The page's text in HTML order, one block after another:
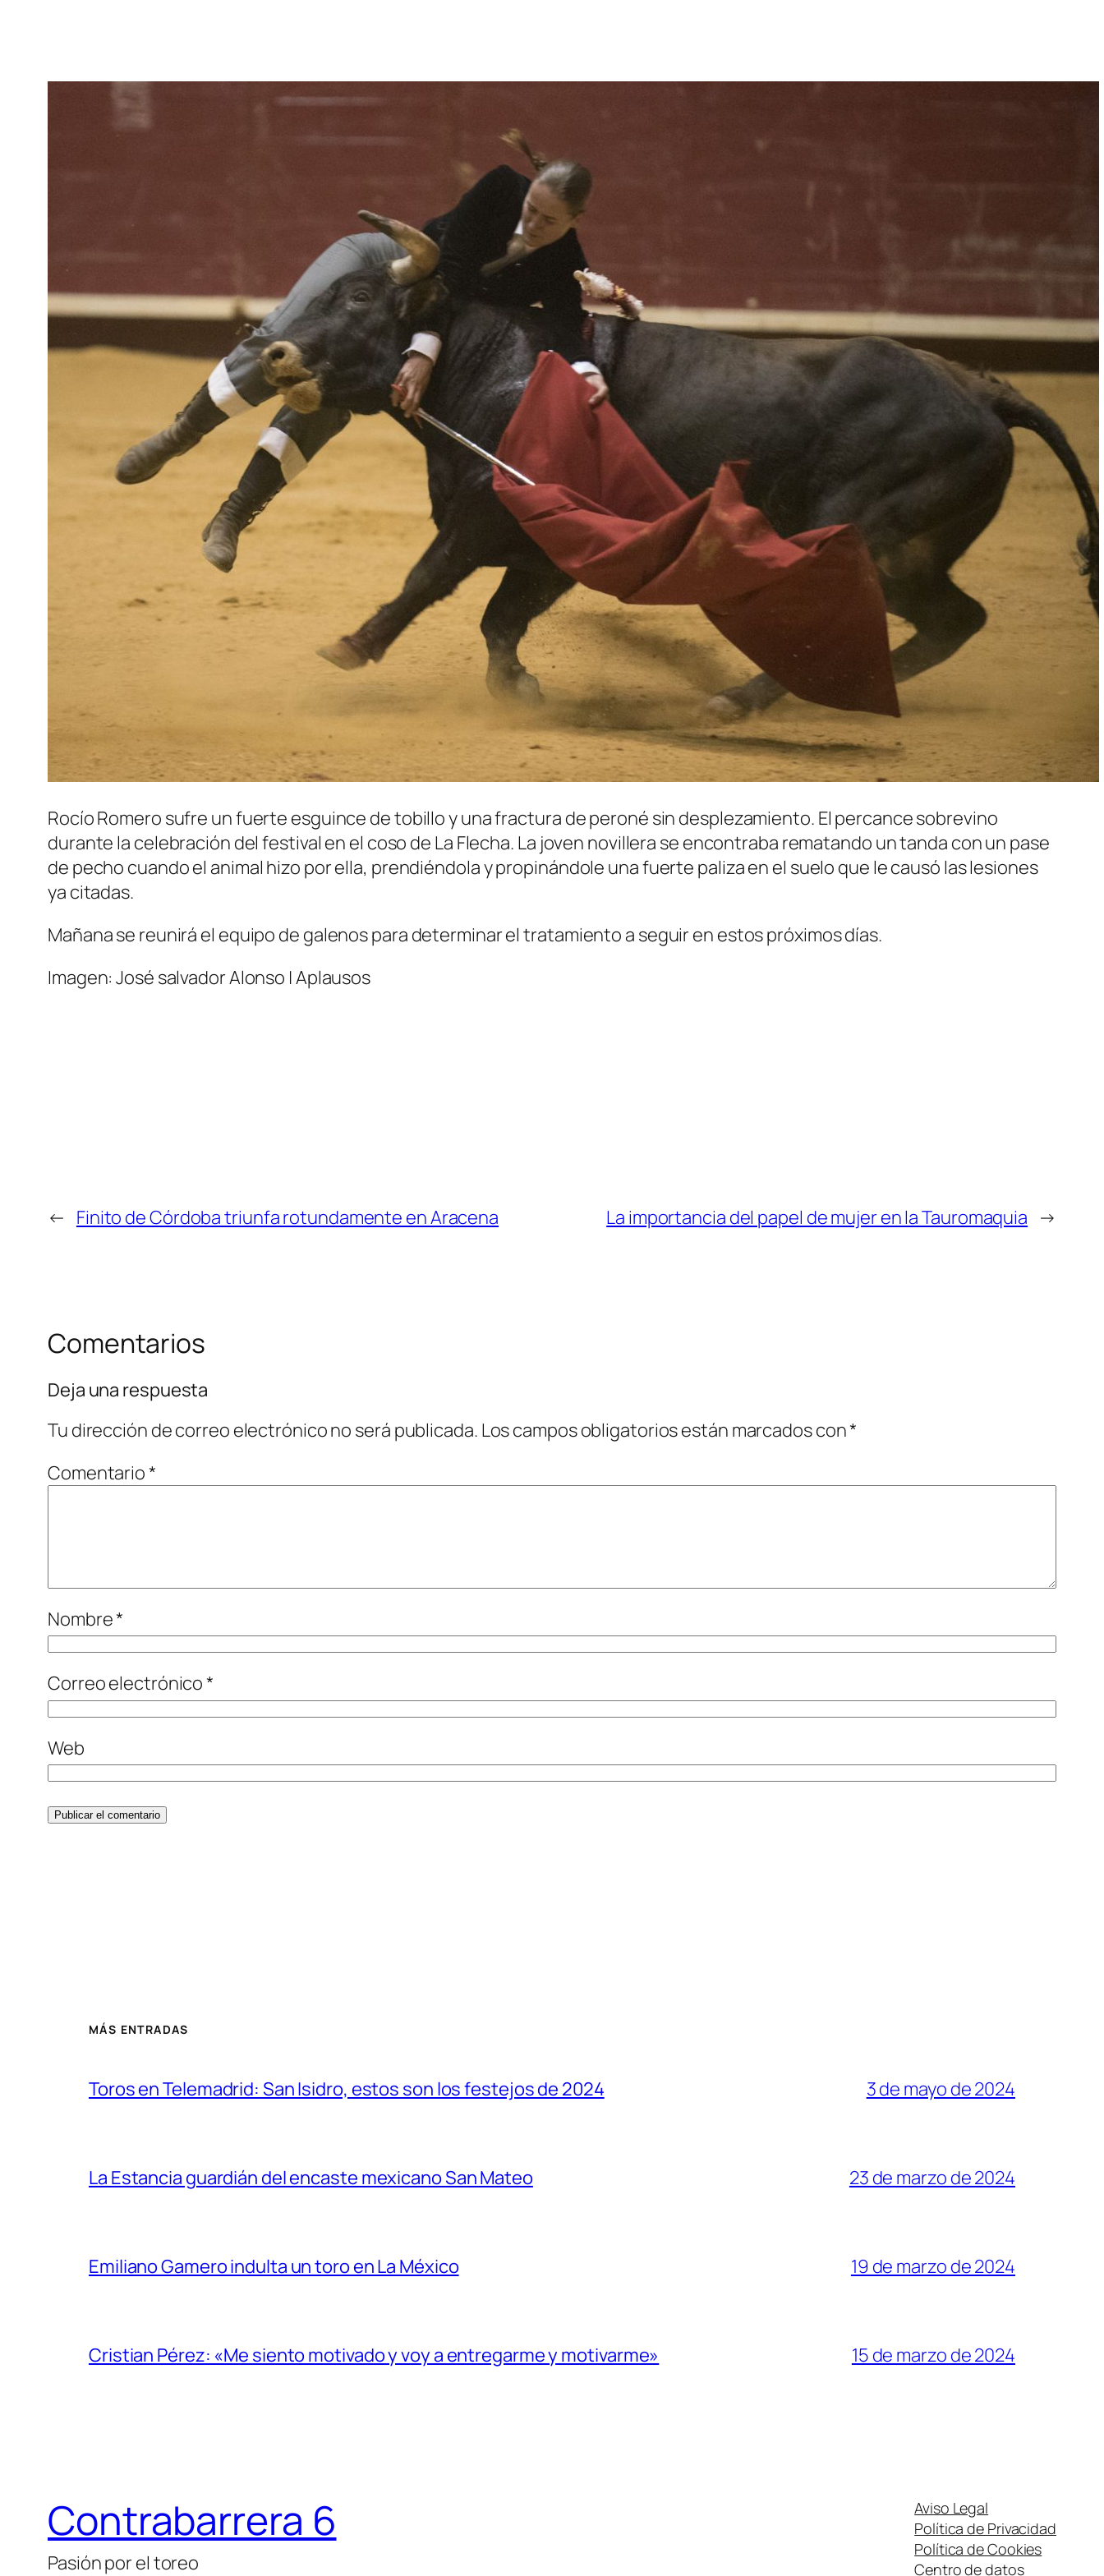
Rocío Romero sufre un fuerte esguince de tobillo y una fractura de peroné sin desplezamiento. El percance sobrevino
durante la celebración del festival en el coso de La Flecha. La joven novillera se encontraba rematando un tanda con un pase
de pecho cuando el animal hizo por ella, prendiéndola y propinándole una fuerte paliza en el suelo que le causó las lesiones
ya citadas.
Mañana se reunirá el equipo de galenos para determinar el tratamiento a seguir en estos próximos días.
Imagen: José salvador Alonso | Aplausos
← Finito de Córdoba triunfa rotundamente en Aracena La importancia del papel de mujer en la Tauromaquia →
Comentarios
Deja una respuesta
Tu dirección de correo electrónico no será publicada. Los campos obligatorios están marcados con*
Comentario*
Nombre*
Correo electrónico*
Web
MÁS ENTRADAS
Toros en Telemadrid: San Isidro, estos son los festejos de 2024 3 de mayo de 2024
La Estancia guardián del encaste mexicano San Mateo 23 de marzo de 2024
Emiliano Gamero indulta un toro en La México 19 de marzo de 2024
Cristian Pérez: «Me siento motivado y voy a entregarme y motivarme» 15 de marzo de 2024
Contrabarrera 6
Pasión por el toreo
Aviso Legal
Política de Privacidad
Política de Cookies
Centro de datos